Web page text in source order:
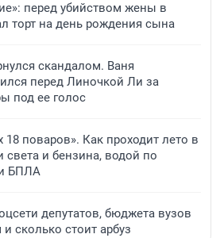
перед убийством жены в
торт на день рождения сына
скандалом. Ваня
перед Линочкой Ли за
под ее голос
поваров». Как проходит лето в
и бензина, водой по
БПЛА
депутатов, бюджета вузов
сколько стоит арбуз